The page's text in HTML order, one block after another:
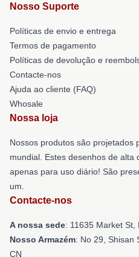
Nosso Suporte
Políticas de envio e entrega
Termos de pagamento
Políticas de devolução e
Contacte-nos
Ajuda ao cliente (FAQ)
Whosale
Nossa loja
Nossos produtos são projetados
mundial. Estes desenhos de alta
apenas para uso diário! São
um.
Contacte-nos
A nossa sede: 11635 Market St,
Nosso Armazém: No 29, Shisan
CN